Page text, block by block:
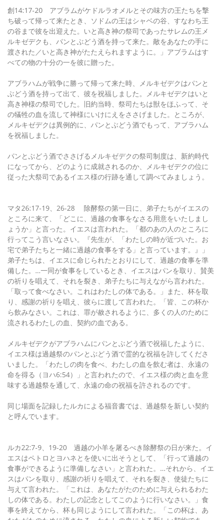
創14:17-20 アブラムがケドルラオメルとその味方の王たちを撃
ち破って帰って来たとき、ソドムの王はシャベの谷、すなわち王
の谷まで彼を出迎えた。いと高き神の祭司であったサレムの王メ
ルキゼデクも、パンとぶどう酒を持って来た。敵をあなたの手に
渡された／いと高き神がたたえられますように。」アブラムはす
べての物の十分の一を彼に贈った。
アブラハムが戦争に勝って帰って来た時、メルキゼデクはパンと
ぶどう酒を持って出て、彼を祝福しました。メルキゼデクはいと
高き神様の祭司でした。旧約当時、祭司たちは獣をほふって、そ
の犠牲の血を流して神様にいけにえをささげました。ところが、
メルキゼデクは異例的に、パンとぶどう酒でもって、アブラハム
を祝福しました。
パンとぶどう酒でささげるメルキゼデクの祭司制度は、新約時代
になってから、どのように成就されるのか、メルキゼデクの位に
従った大祭司であるイエス様の行跡を通して調べてみましょう。
マタ26:17-19、26-28 除酵祭の第一日に、弟子たちがイエスの
ところに来て、「どこに、過越の食事をなさる用意をいたしまし
ょうか」と言った。イエスは言われた。「都のあの人のところに
行ってこう言いなさい。『先生が、「わたしの時が近づいた。お
宅で弟子たちと一緒に過越の食事をする」と言っています。』」
弟子たちは、イエスに命じられたとおりにして、過越の食事を準
備した。…一同が食事をしているとき、イエスはパンを取り、賛美
の祈りを唱えて、それを裂き、弟子たちに与えながら言われた。
「取って食べなさい。これはわたしの体である。」また、杯を取
り、感謝の祈りを唱え、彼らに渡して言われた。「皆、この杯か
ら飲みなさい。これは、罪が赦されるように、多くの人のために
流されるわたしの血、契約の血である。
メルキゼデクがアブラハムにパンとぶどう酒で祝福したように、
イエス様は過越祭のパンとぶどう酒で霊的な祝福を許してくださ
いました。「わたしの肉を食べ、わたしの血を飲む者は、永遠の
命を得る（ヨハ6:54）」と言われたので、イエス様の肉と血を意
味する過越祭を通して、永遠の命の祝福を許されるのです。
同じ場面を記録したルカによる福音書では、過越祭を新しい契約
と呼んでいます。
ルカ22:7-9、19-20 過越の小羊を屠るべき除酵祭の日が来た。イ
エスはペトロとヨハネとを使いに出そうとして、「行って過越の
食事ができるように準備しなさい」と言われた。…それから、イエ
スはパンを取り、感謝の祈りを唱えて、それを裂き、使徒たちに
与えて言われた。「これは、あなたがたのために与えられるわた
しの体である。わたしの記念としてこのように行いなさい。」食
事を終えてから、杯も同じようにして言われた。「この杯は、あ